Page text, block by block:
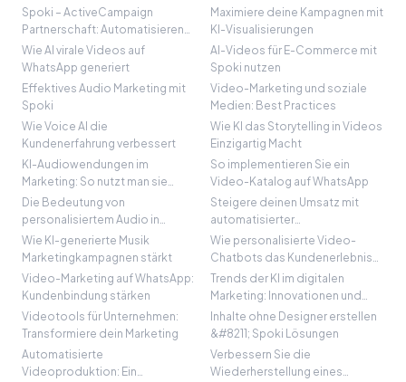
Spoki-Preise
Spoki – ActiveCampaign
Partnerschaft: Automatisieren
Sie Ihr Geschäft und
beschleunigen Sie Ergebnisse
Maximiere deine Kampagnen mit
KI-Visualisierungen
Wie AI virale Videos auf
WhatsApp generiert
AI-Videos für E-Commerce mit
Spoki nutzen
Effektives Audio Marketing mit
Spoki
Video-Marketing und soziale
Medien: Best Practices
Wie Voice AI die
Kundenerfahrung verbessert
Wie KI das Storytelling in Videos
Einzigartig Macht
KI-Audiowendungen im
Marketing: So nutzt man sie
richtig
So implementieren Sie ein
Video-Katalog auf WhatsApp
Die Bedeutung von
personalisiertem Audio in
sozialen Medien
Steigere deinen Umsatz mit
automatisierter
Videoproduktion
Wie KI-generierte Musik
Marketingkampagnen stärkt
Wie personalisierte Video-
Chatbots das Kundenerlebnis
revolutionieren
Video-Marketing auf WhatsApp:
Kundenbindung stärken
Trends der KI im digitalen
Marketing: Innovationen und
Tools
Videotools für Unternehmen:
Transformiere dein Marketing
Inhalte ohne Designer erstellen
&#8211; Spoki Lösungen
Automatisierte
Videoproduktion: Ein
Verbessern Sie die
Wiederherstellung eines